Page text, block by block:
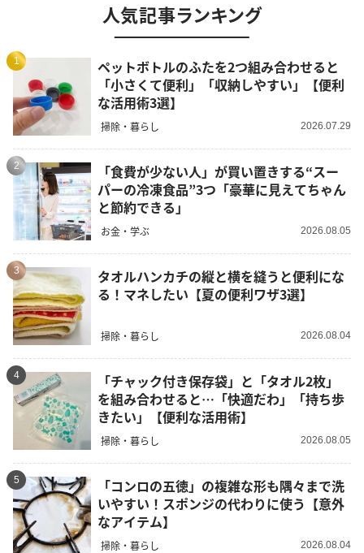
人気記事ランキング
1
ペットボトルのふたを2つ組み合わせると
「小さくて便利」「収納しやすい」【便利
な活用術3選】
掃除・暮らし 2026.07.29
2
「食費が少ない人」が買い置きする“スー
パーの冷凍食品”3つ「豪華に見えてちゃん
と節約できる」
お金・学ぶ 2026.08.05
3
タオルハンカチの縦と横を縫うと便利にな
る！マネしたい【夏の便利ワザ3選】
掃除・暮らし 2026.08.04
4
「チャック付き保存袋」と「タオル2枚」
を組み合わせると…「快適だわ」「持ち歩
きたい」【便利な活用術】
掃除・暮らし 2026.08.05
5
「コンロの五徳」の複雑な形も隅々まで洗
いやすい！スポンジの代わりに使う【意外
なアイテム】
掃除・暮らし 2026.08.04